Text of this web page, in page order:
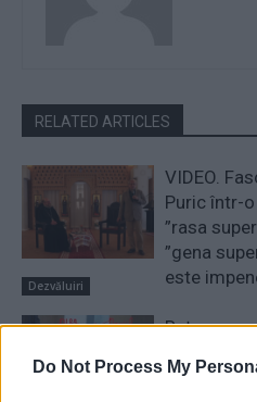
Do Not Process My
RELATED ARTICLES
Dezvăluiri
VIDEO.
Puric într-
”rasa
”gena
este
Rețeaua
carte a lui